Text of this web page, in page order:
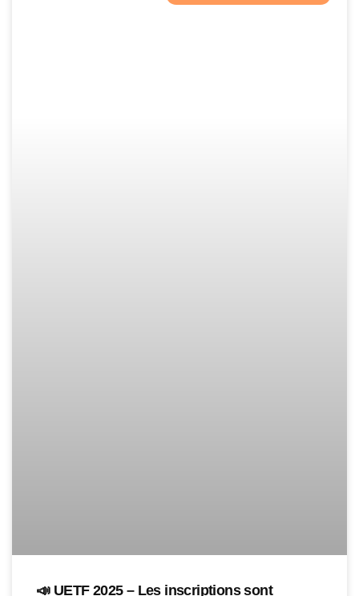
📣 UETF 2025 – Les inscriptions sont